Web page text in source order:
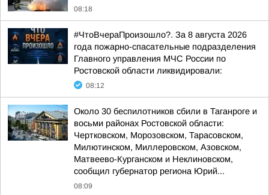
08:18
#ЧтоВчераПроизошло?. За 8 августа 2026
года пожарно-спасательные подразделения
Главного управления МЧС России по
Ростовской области ликвидировали:
08:12
Около 30 беспилотников сбили в Таганроге и
восьми районах Ростовской области:
Чертковском, Морозовском, Тарасовском,
Милютинском, Миллеровском, Азовском,
Матвеево-Курганском и Неклиновском,
сообщил губернатор региона Юрий...
08:09